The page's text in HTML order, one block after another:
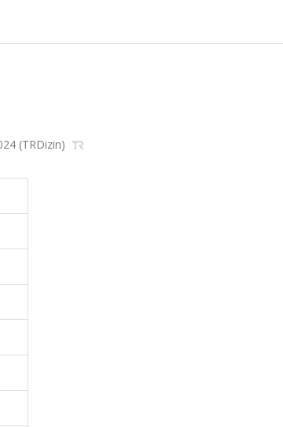
(TRDizin)